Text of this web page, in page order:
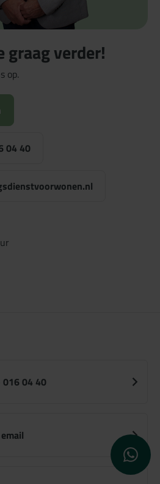
graag verder!
op.
04 40
WhatsApp
016 04 40